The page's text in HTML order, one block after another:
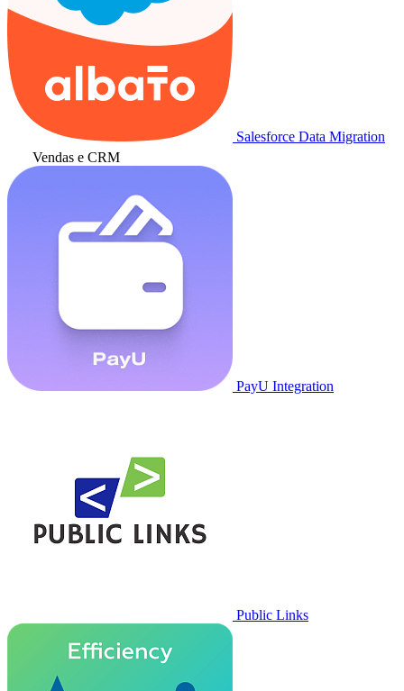
Salesforce Data Migration
Vendas e CRM
PayU Integration
Public Links